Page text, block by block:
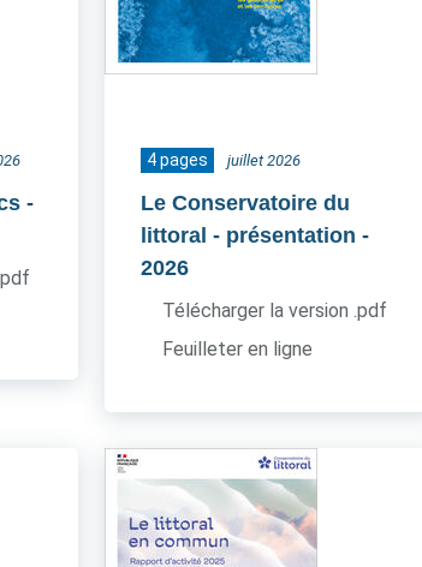
-
4 pages juillet 2026
Le Conservatoire du
littoral - présentation -
2026
Télécharger la version .pdf
Feuilleter en ligne